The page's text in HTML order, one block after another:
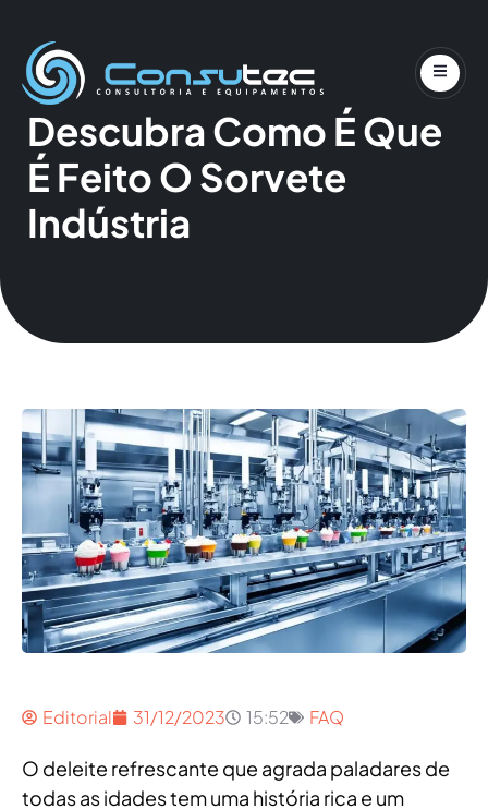
Pular
para
conteúdo
Descubra Como É Que
É Feito O Sorvete
Indústria
Editorial 31/12/2023 15:52 FAQ
O deleite refrescante que agrada paladares de
todas as idades tem uma história rica e um